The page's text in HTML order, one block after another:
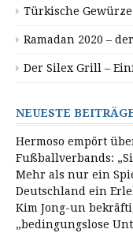
Türkische
Ramadan 2020 –
Der Silex Grill –
NEUESTE
Hermoso empört
Fußballverbands:
Mehr als nur ein
Deutschland ein
Kim Jong-un
„bedingungslose